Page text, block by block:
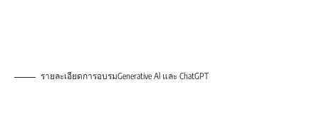
รายละเอียดการอบรมGenerative Al และ ChatGPT